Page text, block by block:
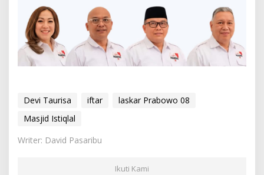
Devi Taurisa iftar
laskar Prabowo 08
Masjid Istiqlal
Writer: David Pasaribu
Ikuti Kami